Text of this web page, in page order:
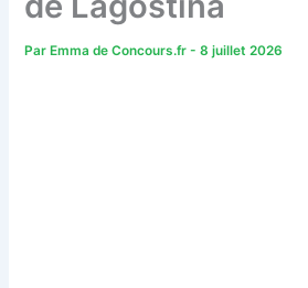
ParEmma de Concours.fr-8 juillet 2026